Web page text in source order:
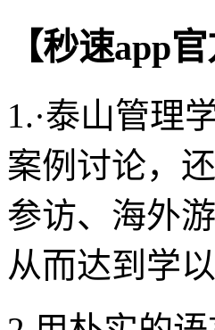
【秒速app
1.·泰山管理
案例讨论，
参访、海外
从而达到学